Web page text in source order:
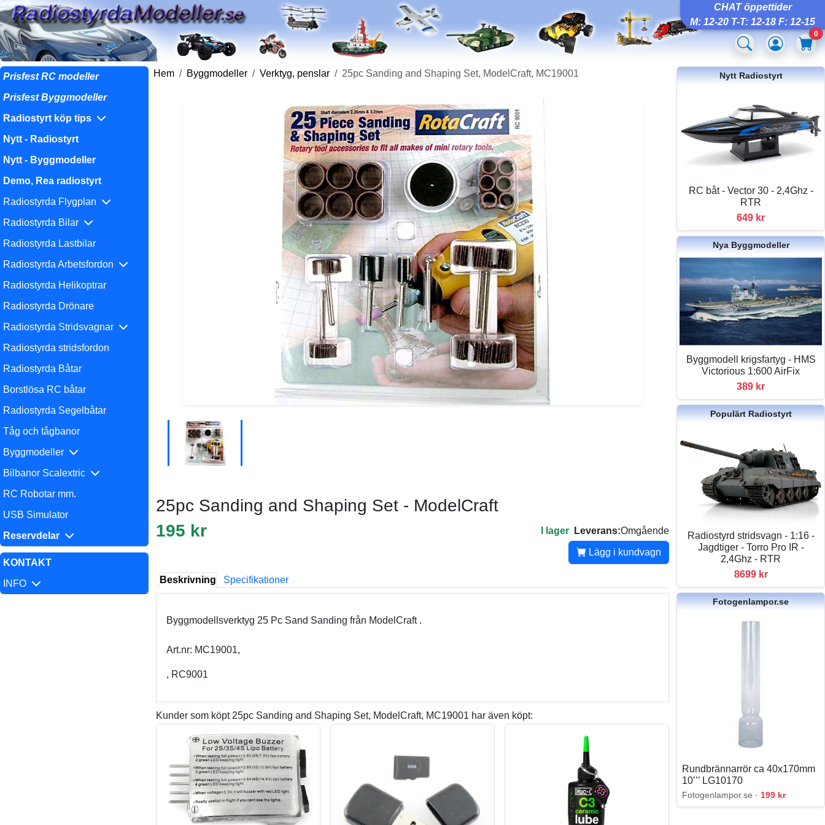
CHAT öppettider
M: 12-20 T-T: 12-18 F: 12-15
0
Prisfest RC modeller
Prisfest Byggmodeller
Radiostyrt köp tips
Nytt - Radiostyrt
Nytt - Byggmodeller
Demo, Rea radiostyrt
Radiostyrda Flygplan
Radiostyrda Bilar
Radiostyrda Lastbilar
Radiostyrda Arbetsfordon
Radiostyrda Helikoptrar
Radiostyrda Drönare
Radiostyrda Stridsvagnar
Radiostyrda stridsfordon
Radiostyrda Båtar
Borstlösa RC båtar
Radiostyrda Segelbåtar
Tåg och tågbanor
Byggmodeller
Bilbanor Scalextric
RC Robotar mm.
USB Simulator
Reservdelar
KONTAKT
INFO
Hem Byggmodeller Verktyg, penslar 25pc Sanding and Shaping Set, ModelCraft, MC19001
25pc Sanding and Shaping Set - ModelCraft
195 kr
I lager Leverans:Omgående
Lägg i kundvagn
Beskrivning Specifikationer
Byggmodellsverktyg 25 Pc Sand Sanding från ModelCraft .
Art.nr: MC19001,
, RC9001
Kunder som köpt 25pc Sanding and Shaping Set, ModelCraft, MC19001 har även köpt:
Nytt Radiostyrt
RC båt - Vector 30 - 2,4Ghz -
RTR
649 kr
Nya Byggmodeller
Byggmodell krigsfartyg - HMS
Victorious 1:600 AirFix
389 kr
Populärt Radiostyrt
Radiostyrd stridsvagn - 1:16 -
Jagdtiger - Torro Pro IR -
2,4Ghz - RTR
8699 kr
Fotogenlampor.se
Rundbrännarrör ca 40x170mm
10’’’ LG10170
Fotogenlampor.se · 199 kr